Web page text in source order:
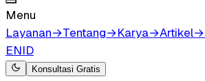
Menu
Layanan→Tentang→Karya→Artikel→
ENID
Konsultasi Gratis